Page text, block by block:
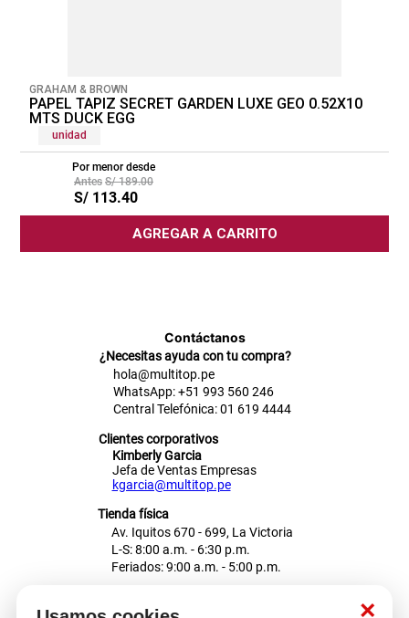
×
GRAHAM & BROWN
PAPEL TAPIZ SECRET GARDEN LUXE GEO 0.52X10
MTS DUCK EGG
unidad
Por menor desde
S/ 189.00
S/ 113.40
AGREGAR A CARRITO
Contáctanos
¿Necesitas ayuda con tu compra?
hola@multitop.pe
WhatsApp: +51 993 560 246
Central Telefónica: 01 619 4444
Clientes corporativos
Kimberly Garcia
Jefa de Ventas Empresas
kgarcia@multitop.pe
Tienda física
Av. Iquitos 670 - 699, La Victoria
L-S: 8:00 a.m. - 6:30 p.m.
Feriados: 9:00 a.m. - 5:00 p.m.